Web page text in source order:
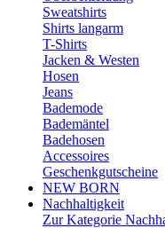
Sweatshirts
Shirts langarm
T-Shirts
Jacken & Westen
Hosen
Jeans
Bademode
Bademäntel
Badehosen
Accessoires
Geschenkgutscheine
NEW BORN
Nachhaltigkeit
Zur Kategorie